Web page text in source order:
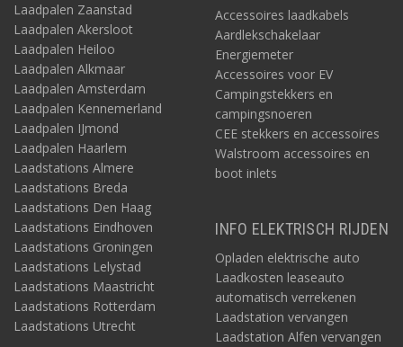
Laadpalen Zaanstad
Laadpalen Akersloot
Laadpalen Heiloo
Laadpalen Alkmaar
Laadpalen Amsterdam
Laadpalen Kennemerland
Laadpalen IJmond
Laadpalen Haarlem
Laadstations Almere
Laadstations Breda
Laadstations Den Haag
Laadstations Eindhoven
Laadstations Groningen
Laadstations Lelystad
Laadstations Maastricht
Laadstations Rotterdam
Laadstations Utrecht
Accessoires laadkabels
Aardlekschakelaar
Energiemeter
Accessoires voor EV
Campingstekkers en
campingsnoeren
CEE stekkers en accessoires
Walstroom accessoires en
boot inlets
INFO ELEKTRISCH RIJDEN
Opladen elektrische auto
Laadkosten leaseauto
automatisch verrekenen
Laadstation vervangen
Laadstation Alfen vervangen